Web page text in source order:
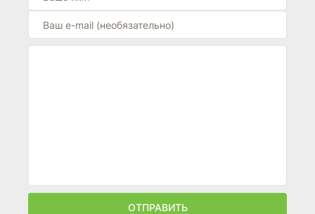
ОТПРАВИТЬ